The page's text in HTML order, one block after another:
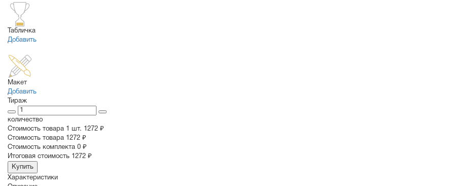
Табличка
Добавить
Макет
Добавить
Тираж
количество
Стоимость товара 1 шт. 1272 ₽
Cтоимость товара 1272 ₽
Стоимость комплекта 0 ₽
Итоговая стоимость 1272 ₽
Купить
Характеристики